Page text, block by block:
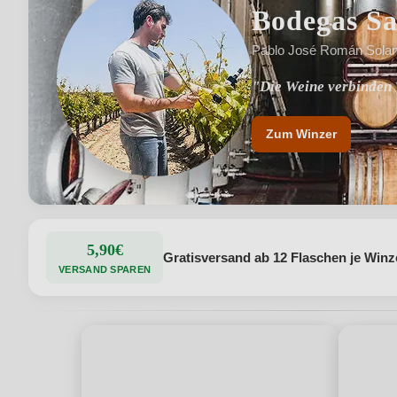
Bodegas
Pablo José Román
"Die Weine
"Familiärer
Zum Winzer
5,90€
VERSAND SPAREN
Gratisversand ab 12 Flaschen je